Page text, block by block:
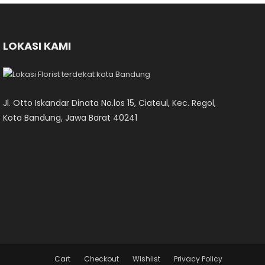
LOKASI KAMI
Jl. Otto Iskandar Dinata No.los 15, Ciateul, Kec. Regol,
Kota Bandung, Jawa Barat 40241
Cart Checkout Wishlist Privacy Policy